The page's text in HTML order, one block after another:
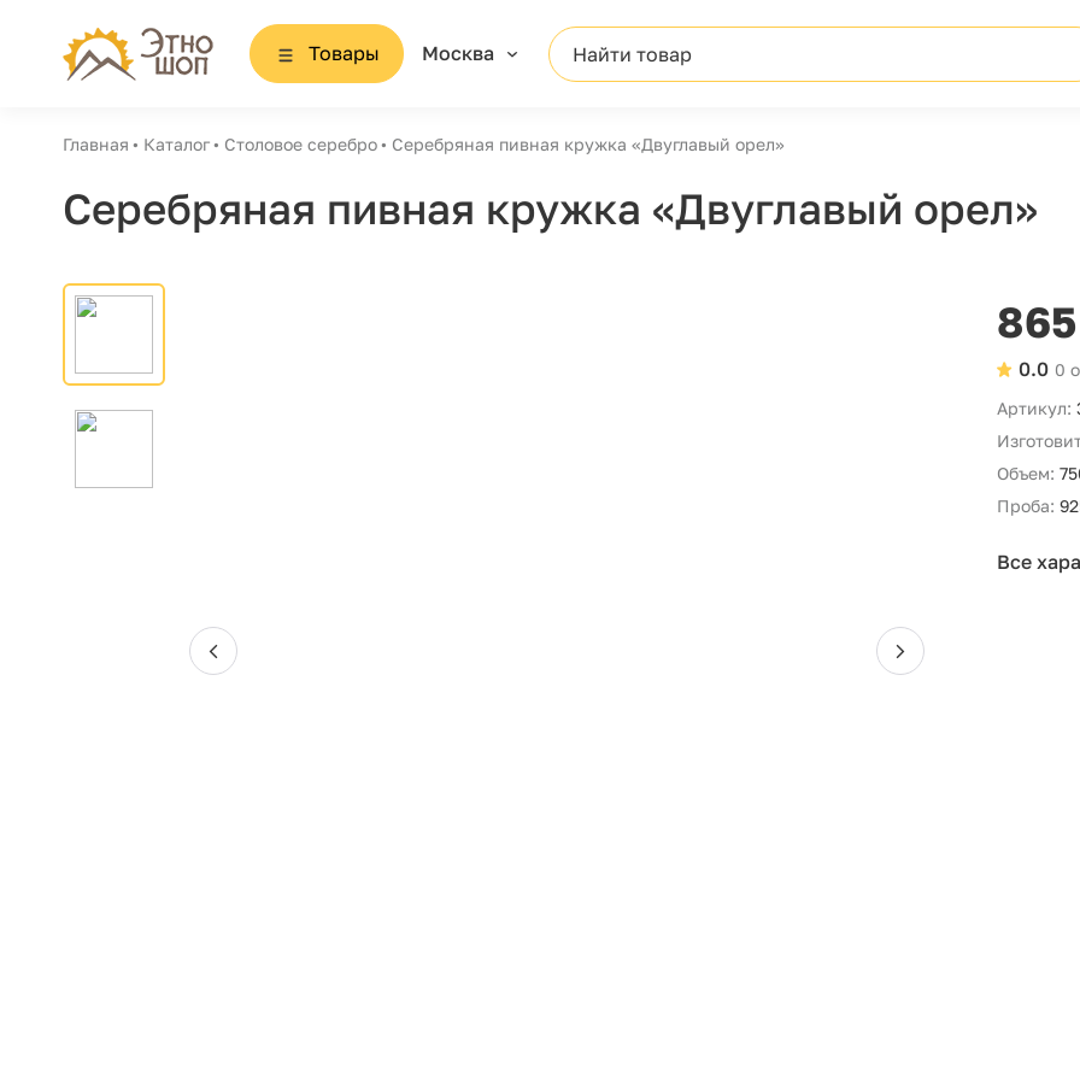
Товары Москва Найти товар
Главная Каталог Столовое серебро Серебряная пивная кружка «Двуглавый орел»
Серебряная пивная кружка «Двуглавый орел»
0
0.0
Артикул:
Объем:
Проба:
Все